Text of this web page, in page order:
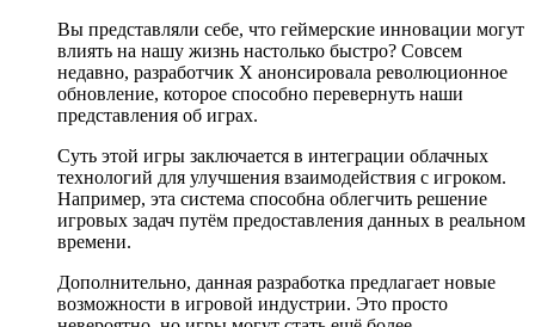
Вы представляли себе, что геймерские инновации могут
влиять на нашу жизнь настолько быстро? Совсем
недавно, разработчик X анонсировала революционное
обновление, которое способно перевернуть наши
представления об играх.
Суть этой игры заключается в интеграции облачных
технологий для улучшения взаимодействия с игроком.
Например, эта система способна облегчить решение
игровых задач путём предоставления данных в реальном
времени.
Дополнительно, данная разработка предлагает новые
возможности в игровой индустрии. Это просто